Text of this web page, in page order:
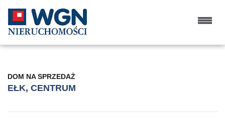
EŁK, CENTRUM
DOM NA SPRZEDAŻ